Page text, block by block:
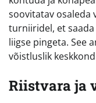
soovitatav osaleda
turniiridel, et
liigse pingeta. See
võistluslik
Riistvara ja